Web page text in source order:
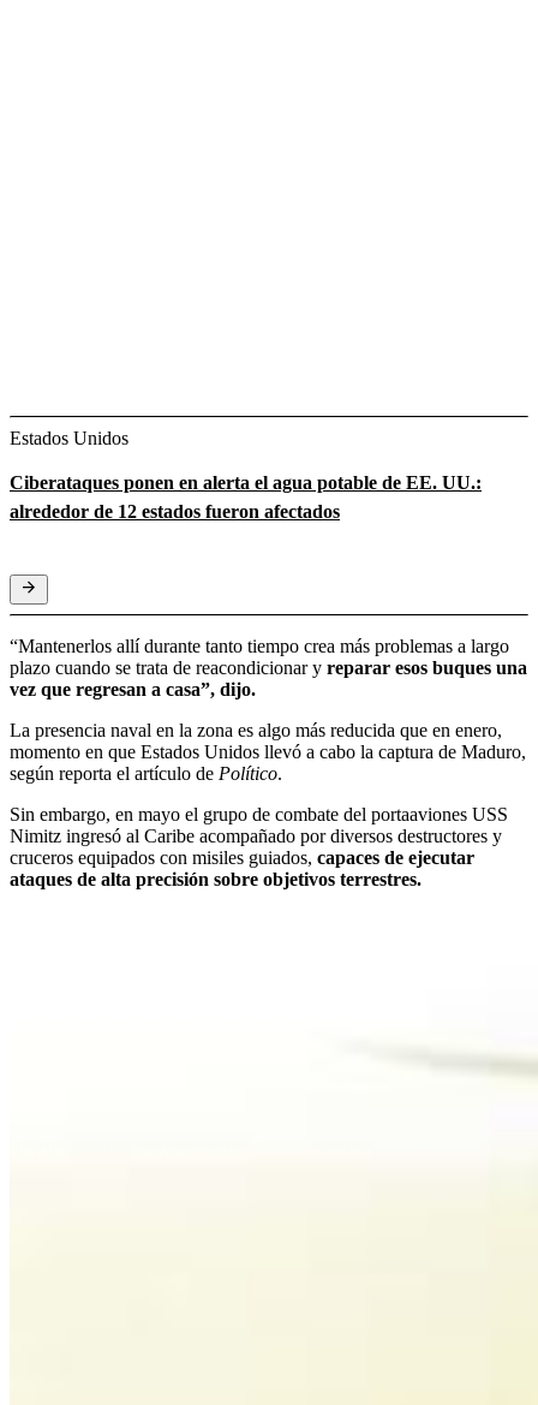
Estados Unidos
Ciberataques ponen en alerta el agua potable de EE. UU.:
alrededor de 12 estados fueron afectados
“Mantenerlos allí durante tanto tiempo crea más problemas a largo
plazo cuando se trata de reacondicionar y reparar esos buques una
vez que regresan a casa”, dijo.
La presencia naval en la zona es algo más reducida que en enero,
momento en que Estados Unidos llevó a cabo la captura de Maduro,
según reporta el artículo de Político.
Sin embargo, en mayo el grupo de combate del portaaviones USS
Nimitz ingresó al Caribe acompañado por diversos destructores y
cruceros equipados con misiles guiados, capaces de ejecutar
ataques de alta precisión sobre objetivos terrestres.